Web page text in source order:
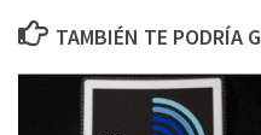
TAMBIÉN TE PODRÍA